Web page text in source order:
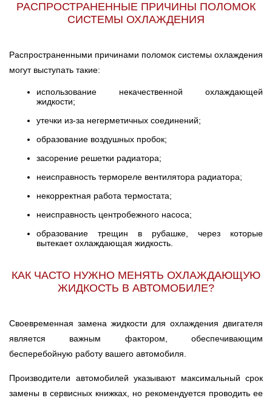
РАСПРОСТРАНЕННЫЕ ПРИЧИНЫ ПОЛОМОК
СИСТЕМЫ ОХЛАЖДЕНИЯ
Распространенными причинами поломок системы охлаждения
могут выступать такие:
использование некачественной охлаждающей
жидкости;
утечки из-за негерметичных соединений;
образование воздушных пробок;
засорение решетки радиатора;
неисправность термореле вентилятора радиатора;
некорректная работа термостата;
неисправность центробежного насоса;
образование трещин в рубашке, через которые
вытекает охлаждающая жидкость.
КАК ЧАСТО НУЖНО МЕНЯТЬ ОХЛАЖДАЮЩУЮ
ЖИДКОСТЬ В АВТОМОБИЛЕ?
Своевременная замена жидкости для охлаждения двигателя
является важным фактором, обеспечивающим
бесперебойную работу вашего автомобиля.
Производители автомобилей указывают максимальный срок
замены в сервисных книжках, но рекомендуется проводить ее